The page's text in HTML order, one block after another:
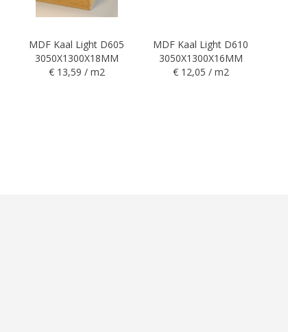
MDF Kaal Light D605
3050X1300X18MM
€ 13,59 / m2
MDF Kaal Light D610
3050X1300X16MM
€ 12,05 / m2